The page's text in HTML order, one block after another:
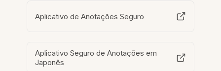
Aplicativo de Anotações Seguro
Aplicativo Seguro de Anotações em
Japonês